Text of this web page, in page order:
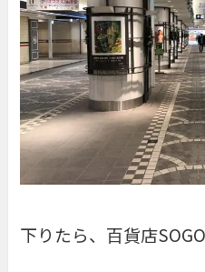
下りたら、百貨店SOGO